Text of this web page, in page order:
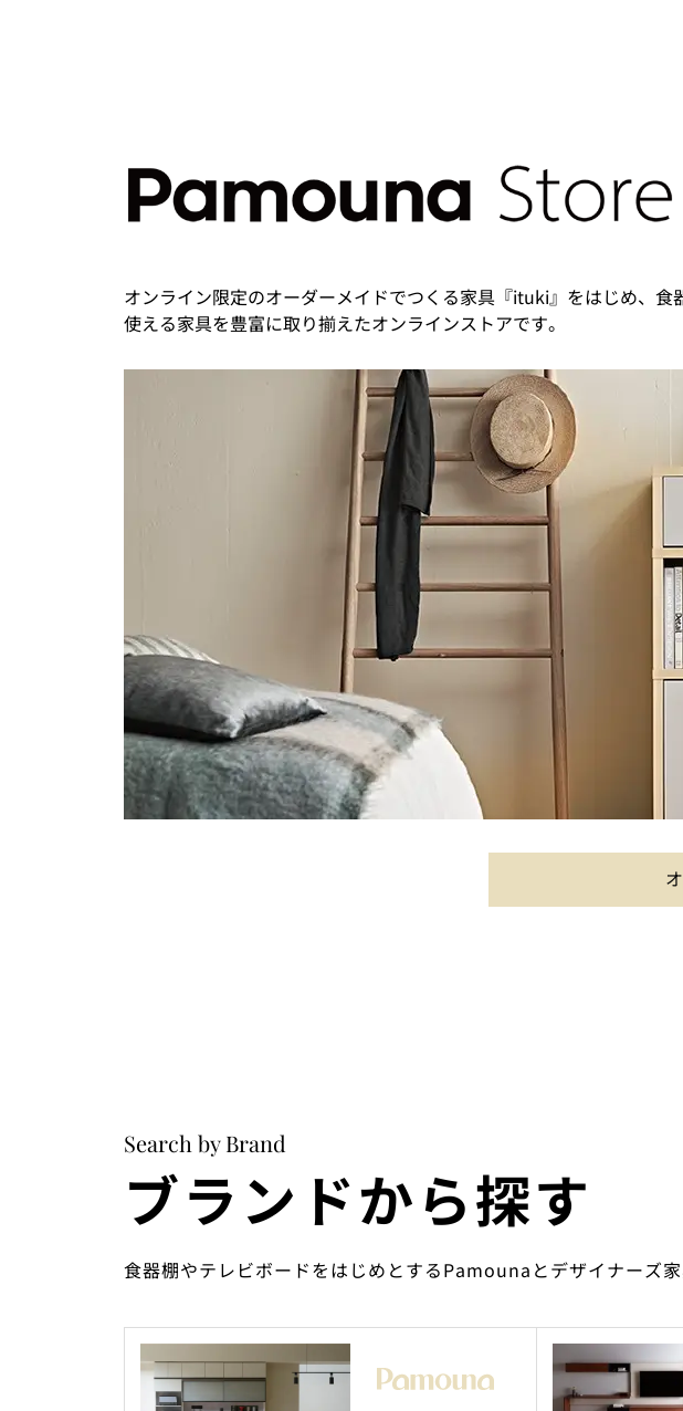
オンライン限定のオーダーメイドでつくる家具『ituki』をはじめ、
使える家具を豊富に取り揃えたオンラインストアです。
Search by Brand
ブランドから探す
食器棚やテレビボードをはじめとするPamounaとデザイナーズ家